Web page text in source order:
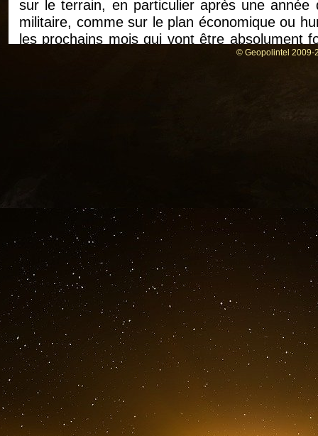
sur le terrain, en particulier après une
militaire, comme sur le plan économique ou
les prochains mois qui vont être absolument
tout personnellement : un prêt qui est
feu vert ?
BH - De quoi parlons-nous ? On parle de
que les Ukrainiens utilisent leurs armes pour
de missiles de la part de la Russie
infrastructures civiles, parfois, en
effectivement dans le cadre, là, de la légitime
Q - Donc, oui ?
BH - Donc oui » (1)
Il est nécessaire de rappeler que
France, a reçu 12 200 € par mois par
intérêts américains en France et en EU.
© Geopolintel 2009-